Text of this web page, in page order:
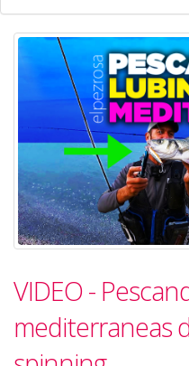
VIDEO -
mediterraneas